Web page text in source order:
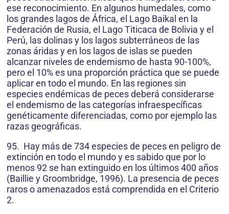
ese reconocimiento. En algunos humedales, como
los grandes lagos de África, el Lago Baikal en la
Federación de Rusia, el Lago Titicaca de Bolivia y el
Perú, las dolinas y los lagos subterráneos de las
zonas áridas y en los lagos de islas se pueden
alcanzar niveles de endemismo de hasta 90-100%,
pero el 10% es una proporción práctica que se puede
aplicar en todo el mundo. En las regiones sin
especies endémicas de peces deberá considerarse
el endemismo de las categorías infraespecíficas
genéticamente diferenciadas, como por ejemplo las
razas geográficas.
95. Hay más de 734 especies de peces en peligro de
extinción en todo el mundo y es sabido que por lo
menos 92 se han extinguido en los últimos 400 años
(Baillie y Groombridge, 1996). La presencia de peces
raros o amenazados está comprendida en el Criterio
2.